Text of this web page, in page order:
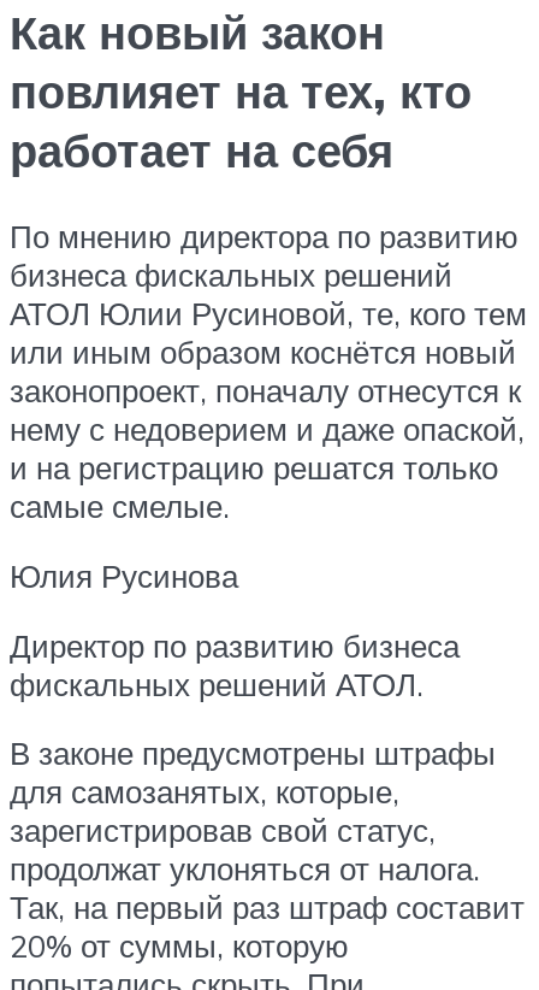
Как новый закон
повлияет на тех, кто
работает на себя
По мнению директора по развитию
бизнеса фискальных решений
АТОЛ Юлии Русиновой, те, кого тем
или иным образом коснётся новый
законопроект, поначалу отнесутся к
нему с недоверием и даже опаской,
и на регистрацию решатся только
самые смелые.
Юлия Русинова
Директор по развитию бизнеса
фискальных решений АТОЛ.
В законе предусмотрены штрафы
для самозанятых, которые,
зарегистрировав свой статус,
продолжат уклоняться от налога.
Так, на первый раз штраф составит
20% от суммы, которую